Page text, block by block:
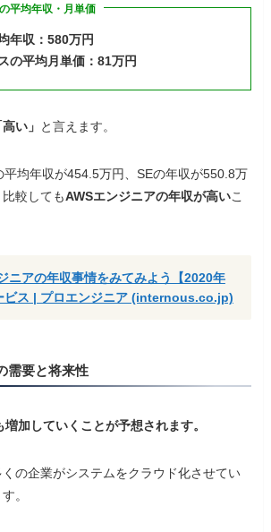
平均年収・月単価
年収：580万円
の平均月単価：81万円
高い」 と言えます。
均年収が454.5万円、SEの年収が550.8万
較してもAWSエンジニアの年収が高いこ
ニアの年収事情をみてみよう【2020年
ビス | プロエンジニア (internous.co.jp)
需要と将来性
加していくことが予想されます。
の企業がシステムをクラウド化させてい
。